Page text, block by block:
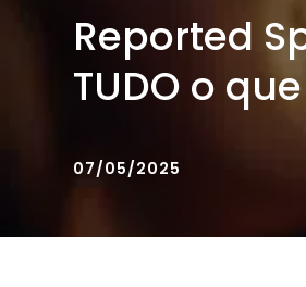
Reported
TUDO o
07/05/2025